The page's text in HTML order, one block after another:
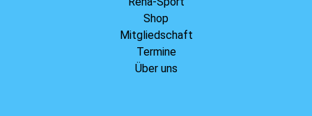
Shop
Mitgliedschaft
Termine
Über uns